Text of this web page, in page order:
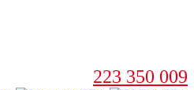
223 350 009